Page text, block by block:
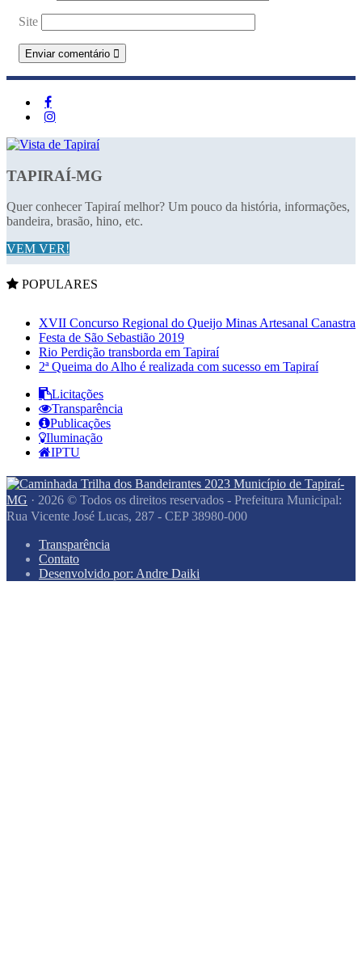
Site
TAPIRAÍ-MG
Quer conhecer Tapiraí melhor? Um pouco da história, informações,
bandeira, brasão, hino, etc.
VEM VER!
POPULARES
XVII Concurso Regional do Queijo Minas Artesanal Canastra
Festa de São Sebastião 2019
Rio Perdição transborda em Tapiraí
2ª Queima do Alho é realizada com sucesso em Tapiraí
Licitações
Transparência
Publicações
Iluminação
IPTU
Município de Tapiraí-
MG · 2026 © Todos os direitos reservados - Prefeitura Municipal:
Rua Vicente José Lucas, 287 - CEP 38980-000
Transparência
Contato
Desenvolvido por: Andre Daiki